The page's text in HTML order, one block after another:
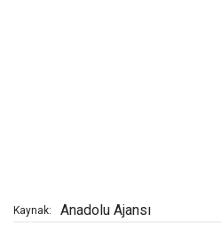
Kaynak: Anadolu Ajansı